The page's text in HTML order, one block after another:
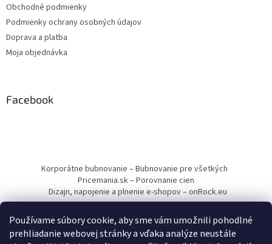
Používame súbory cookie, aby sme vám umožnili pohodlné
prehliadanie webovej stránky a vďaka analýze neustále
Obchodné podmienky
Podmienky ochrany osobných údajov
Doprava a platba
Moja objednávka
Facebook
Korporátne bubnovanie – Bubnovanie pre všetkých
Pricemania.sk – Porovnanie cien
Dizajn, napojenie a plnenie e-shopov – onRock.eu